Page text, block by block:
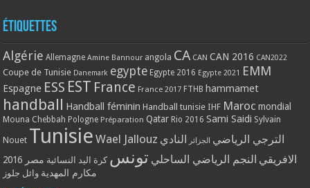
Étiquettes
Algérie Allemagne Amine Bannour angola CA CAN CAN 2016 CAN2022
Coupe de Tunisie Danemark egypte Egypte 2016 Egypte 2021 EMM
Espagne ESS EST France France 2017 FTHB hammamet
handball Handball féminin Handball tunisie IHF Maroc mondial
Mouna Chebbah Pologne Préparation Qatar Rio 2016 Sami Saidi Sylvain
Nouet Tunisie Wael Jallouz الترجي الرياضي الجزائر النادي
الافريقي النجم الرياضي الساحلي تونس كرة اليد النسائية مصر 2016
مكارم المهدية وائل جلوز